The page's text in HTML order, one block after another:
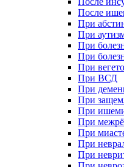
После
При
При
При
При
При
При ВСД
При
При
При
При
При
При
При